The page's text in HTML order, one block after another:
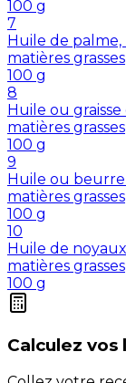
100 g
7
Huile de
matières grasses
100 g
8
Huile ou
matières grasses
100 g
9
Huile ou beurre
matières grasses
100 g
10
Huile de
matières grasses
100 g
Calculez vos